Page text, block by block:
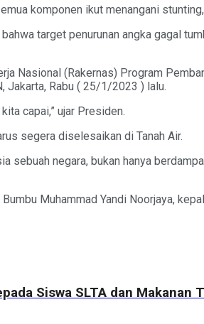
komponen ikut menangani
target penurunan angka gagal
Nasional (Rakernas) Program
Jakarta, Rabu ( 25/1/2023 ) lalu.
capai,” ujar Presiden.
segera diselesaikan di Tanah Air.
sebuah negara, bukan hanya
Muhammad Yandi Noorjaya,
Siswa SLTA dan Makanan